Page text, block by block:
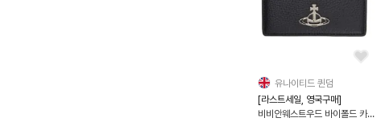
유나이티드 퀸덤
[라스트세일, 영국구매]
비비안웨스트우드 바이폴드 카드